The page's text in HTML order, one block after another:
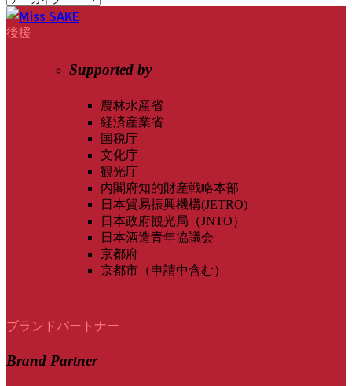
後援
Supported by
農林水産省
経済産業省
国税庁
文化庁
観光庁
内閣府知的財産戦略本部
日本貿易振興機構(JETRO)
日本政府観光局（JNTO）
日本酒造青年協議会
京都府
京都市（申請中含む）
ブランドパートナー
Brand Partner